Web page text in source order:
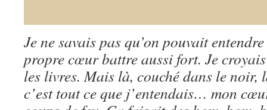
Je ne savais pas qu’on pouvait
propre cœur battre aussi fort. Je
les livres. Mais là, couché dans le noir,
c’est tout ce que j’entendais… mon